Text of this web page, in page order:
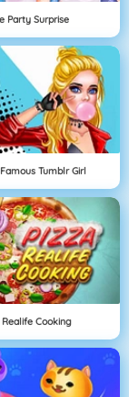
Party Surprise
Tumblr Girl
Realife Cooking